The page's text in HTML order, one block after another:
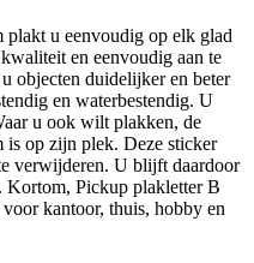
u eenvoudig op elk glad
en eenvoudig aan te
objecten duidelijker en beter
en waterbestendig. U
u ook wilt plakken, de
op zijn plek. Deze sticker
verwijderen. U blijft daardoor
Kortom, Pickup plakletter B
kantoor, thuis, hobby en